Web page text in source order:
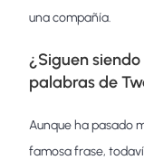
una compañía.
¿Siguen
palabras de
Aunque ha pasado
famosa frase,